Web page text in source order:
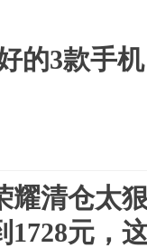
的3款手
耀清仓太
1728元，